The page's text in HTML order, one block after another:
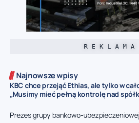
R E K L A M A
Najnowsze wpisy
KBC chce przejąć Ethias, ale tylko w
„Musimy mieć pełną kontrolę nad
Prezes grupy bankowo-